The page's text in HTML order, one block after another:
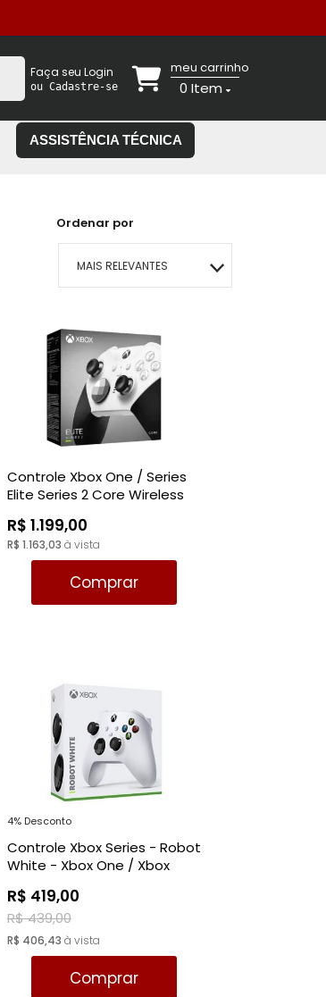
Faça seu Login
ou Cadastre-se
meu carrinho
0 Item
ASSISTÊNCIA TÉCNICA
Ordenar por
MAIS RELEVANTES
MENOR PREÇO
MAIOR PREÇO
A - Z
Controle Xbox One / Series
Elite Series 2 Core Wireless
R$ 1.199,00
R$ 1.163,03 à vista
Comprar
4% Desconto
Controle Xbox Series - Robot
White - Xbox One / Xbox
R$ 419,00
R$ 439,00
R$ 406,43 à vista
Comprar